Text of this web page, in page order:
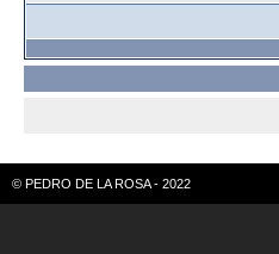
© PEDRO DE LA ROSA - 2022